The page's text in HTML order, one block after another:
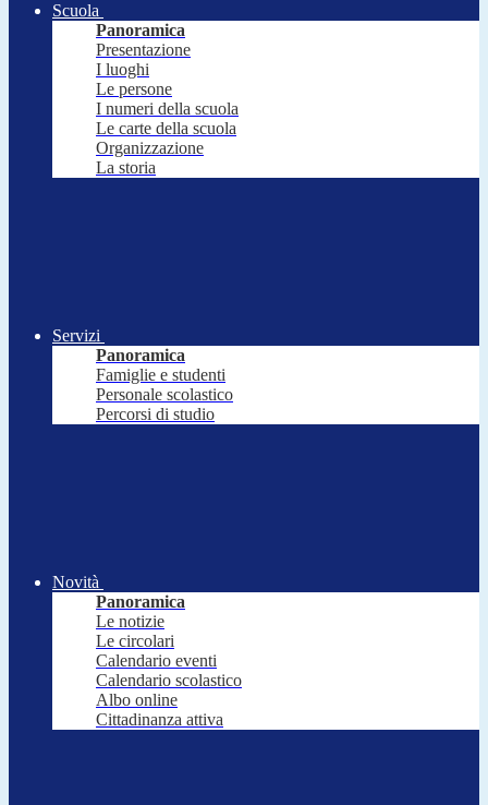
Scuola
Panoramica
Presentazione
I luoghi
Le persone
I numeri della scuola
Le carte della scuola
Organizzazione
La storia
Servizi
Panoramica
Famiglie e studenti
Personale scolastico
Percorsi di studio
Novità
Panoramica
Le notizie
Le circolari
Calendario eventi
Calendario scolastico
Albo online
Cittadinanza attiva